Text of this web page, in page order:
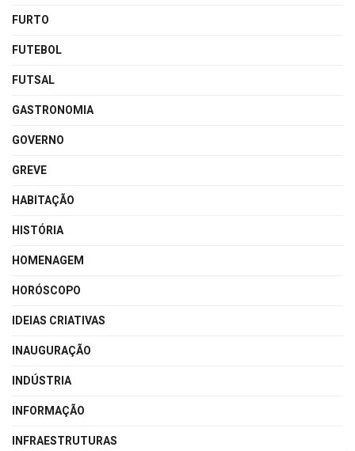
FURTO
FUTEBOL
FUTSAL
GASTRONOMIA
GOVERNO
GREVE
HABITAÇÃO
HISTÓRIA
HOMENAGEM
HORÓSCOPO
IDEIAS CRIATIVAS
INAUGURAÇÃO
INDÚSTRIA
INFORMAÇÃO
INFRAESTRUTURAS